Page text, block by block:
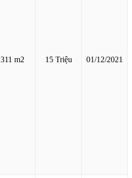
311 m2 15 Triệu 01/12/2021